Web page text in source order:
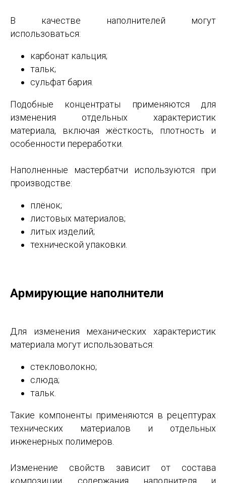
В качестве наполнителей могут
использоваться:
карбонат кальция;
тальк;
сульфат бария.
Подобные концентраты применяются для
изменения отдельных характеристик
материала, включая жёсткость, плотность и
особенности переработки.
Наполненные мастербатчи используются при
производстве:
плёнок;
листовых материалов;
литых изделий;
технической упаковки.
Армирующие наполнители
Для изменения механических характеристик
материала могут использоваться:
стекловолокно;
слюда;
тальк.
Такие компоненты применяются в рецептурах
технических материалов и отдельных
инженерных полимеров.
Изменение свойств зависит от состава
композиции, содержания наполнителя и